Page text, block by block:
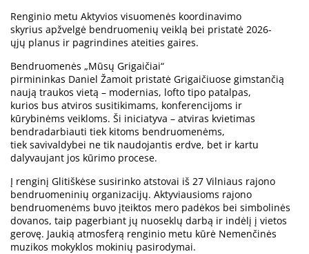
Renginio metu Aktyvios visuomenės koordinavimo
skyrius apžvelgė bendruomenių veiklą bei pristatė 2026-
ųjų planus ir pagrindines ateities gaires.
Bendruomenės „Mūsų Grigaičiai“
pirmininkas Daniel Žamoit pristatė Grigaičiuose gimstančią
naują traukos vietą – modernias, lofto tipo patalpas,
kurios bus atviros susitikimams, konferencijoms ir
kūrybinėms veikloms. Ši iniciatyva – atviras kvietimas
bendradarbiauti tiek kitoms bendruomenėms,
tiek savivaldybei ne tik naudojantis erdve, bet ir kartu
dalyvaujant jos kūrimo procese.
Į renginį Glitiškėse susirinko atstovai iš 27 Vilniaus rajono
bendruomeninių organizacijų. Aktyviausioms rajono
bendruomenėms buvo įteiktos mero padėkos bei simbolinės
dovanos, taip pagerbiant jų nuoseklų darbą ir indėlį į vietos
gerovę. Jaukią atmosferą renginio metu kūrė Nemenčinės
muzikos mokyklos mokinių pasirodymai.